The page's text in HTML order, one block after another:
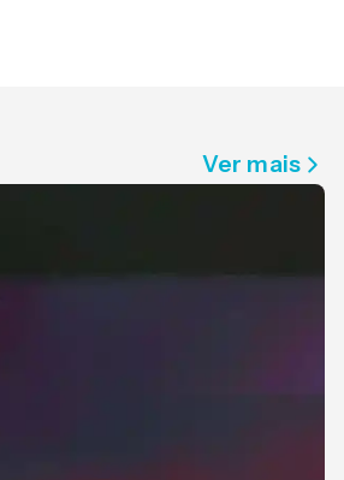
Ver mais